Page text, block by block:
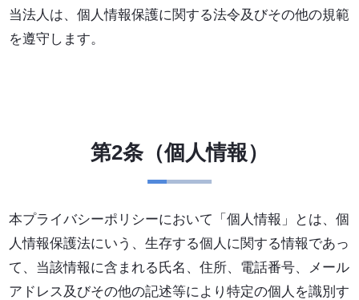
当法人は、個人情報保護に関する法令及びその他の規範
を遵守します。
第2条（個人情報）
本プライバシーポリシーにおいて「個人情報」とは、個
人情報保護法にいう、生存する個人に関する情報であっ
て、当該情報に含まれる氏名、住所、電話番号、メール
アドレス及びその他の記述等により特定の個人を識別す